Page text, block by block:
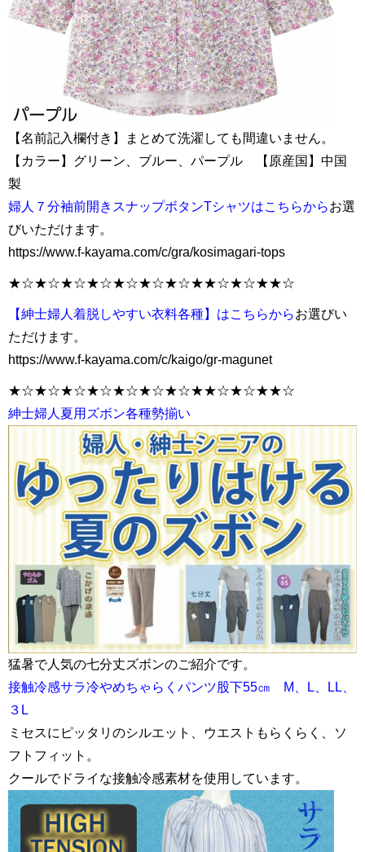
【名前記入欄付き】まとめて洗濯しても間違いません。
【カラー】グリーン、ブルー、パープル 【原産国】中国
製
婦人７分袖前開きスナップボタンTシャツはこちらからお選
びいただけます。
https://www.f-kayama.com/c/gra/kosimagari-tops
★☆★☆★☆★☆★☆★☆★☆★★☆★☆★★☆
【紳士婦人着脱しやすい衣料各種】はこちらからお選びい
ただけます。
https://www.f-kayama.com/c/kaigo/gr-magunet
★☆★☆★☆★☆★☆★☆★☆★★☆★☆★★☆
紳士婦人夏用ズボン各種勢揃い
猛暑で人気の七分丈ズボンのご紹介です。
接触冷感サラ冷やめちゃらくパンツ股下55㎝ M、L、LL、
３L
ミセスにピッタリのシルエット、ウエストもらくらく、ソ
フトフィット。
クールでドライな接触冷感素材を使用しています。